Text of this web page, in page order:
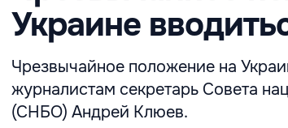
Украине
Чрезвычайное положение на
журналистам секретарь Совета
(СНБО) Андрей Клюев.